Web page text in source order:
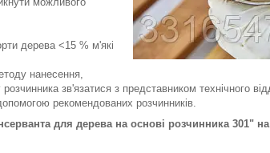
дерева <15 % м'які
нанесення,
зв'язатися з представником технічного
рекомендованих розчинників.
для дерева на основі розчинника 301"